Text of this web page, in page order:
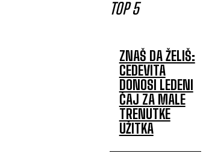
TOP 5
ZNAŠ DA ŽELIŠ:
CEDEVITA
DONOSI LEDENI
ČAJ ZA MALE
TRENUTKE
UŽITKA